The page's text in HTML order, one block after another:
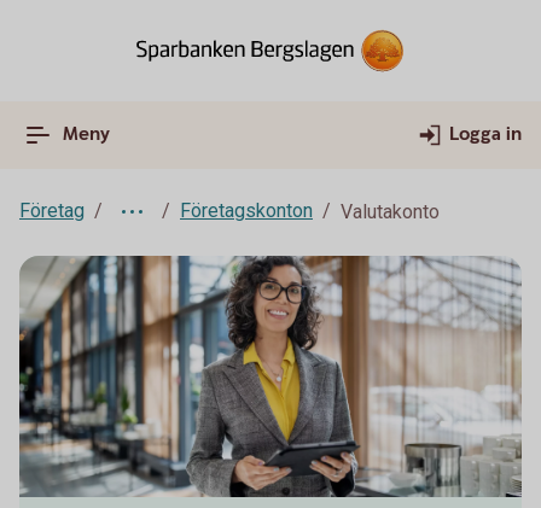
Meny Logga in
Företag Företagskonton Valutakonto